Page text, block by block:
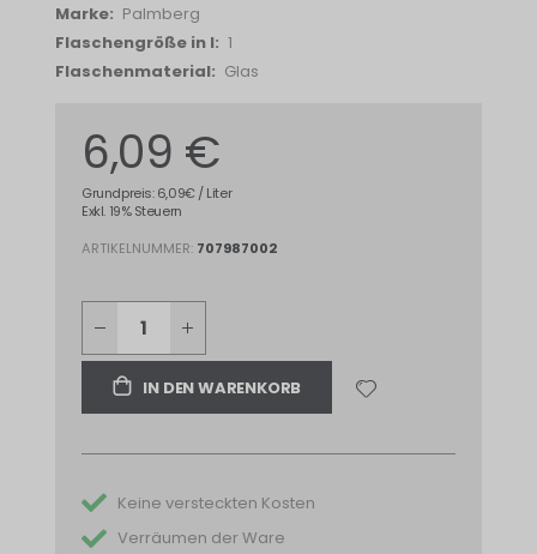
Palmberg
1
Glas
6,09 €
Grundpreis: 6,09€ / Liter
Exkl. 19% Steuern
ARTIKELNUMMER 707987002
IN DEN WARENKORB
Keine versteckten Kosten
Verräumen der Ware